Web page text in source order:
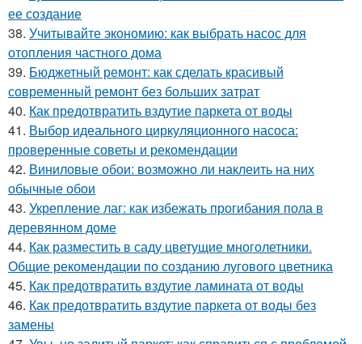
ее создание
38. Учитывайте экономию: как выбрать насос для
отопления частного дома
39. Бюджетный ремонт: как сделать красивый
современный ремонт без больших затрат
40. Как предотвратить вздутие паркета от воды
41. Выбор идеального циркуляционного насоса:
проверенные советы и рекомендации
42. Виниловые обои: возможно ли наклеить на них
обычные обои
43. Укрепление лаг: как избежать прогибания пола в
деревянном доме
44. Как разместить в саду цветущие многолетники.
Общие рекомендации по созданию лугового цветника
45. Как предотвратить вздутие ламината от воды
46. Как предотвратить вздутие паркета от воды без
замены